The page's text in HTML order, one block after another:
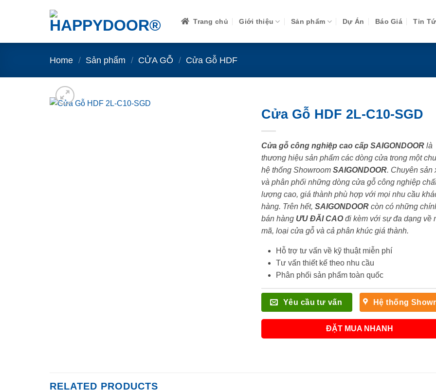
Trang chủ Giới thiệu Sản phẩm Dự Án Báo Giá Tin
Home / Sản phẩm / CỬA GỖ / Cửa Gỗ HDF
Cửa Gỗ HDF 2L-C10-SGD
Cửa gỗ công nghiệp cao cấp SAIGONDOORlà
thương hiệu sản phẩm các dòng cửa trong một
hệ thống Showroom SAIGONDOOR. Chuyên sản
và phân phối những dòng cửa gỗ công nghiệp
lượng cao, giá thành phù hợp với mọi nhu cầu
hàng. Trên hết, SAIGONDOORcòn có những
bán hàng ƯU ĐÃI CAOđi kèm với sự đa dạng về
mã, loại cửa gỗ và cả phân khúc giá thành.
Hỗ trợ tư vấn về kỹ thuật miễn phí
Tư vấn thiết kế theo nhu cầu
Phân phối sản phẩm toàn quốc
Yêu cầu tư vấn Hệ thống
ĐẶT MUA NHANH
RELATED PRODUCTS